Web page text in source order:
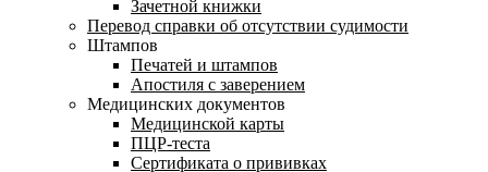
Зачетной книжки
Перевод справки об отсутствии судимости
Штампов
Печатей и штампов
Апостиля с заверением
Медицинских документов
Медицинской карты
ПЦР-теста
Сертификата о прививках